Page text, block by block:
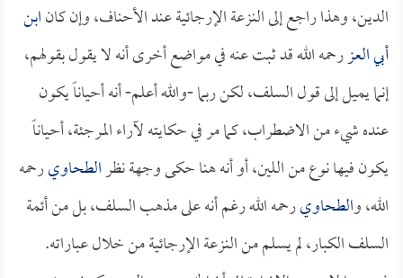
الدين، وهذا راجع إلى النزعة الإرجائية عند الأحناف، وإن كانابن
أبي العزرحمه الله قد ثبت عنه في مواضع أخرى أنه لا يقول بقولهم،
إنما يميل إلى قول السلف، لكن ربما -والله أعلم- أنه أحياناً يكون
عنده شيء من الاضطراب، كما مر في حكايته لآراء المرجئة، أحياناً
يكون فيها نوع من اللين، أو أنه هنا حكى وجهة نظرالطحاويرحمه
الله، والطحاويرحمه الله رغم أنه على مذهب السلف، بل من أئمة
السلف الكبار، لم يسلم من النزعة الإرجائية من خلال عباراته.